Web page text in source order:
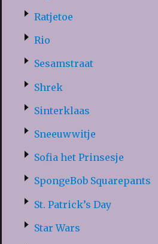
Ratjetoe
Rio
Sesamstraat
Shrek
Sinterklaas
Sneeuwwitje
Sofia het Prinsesje
SpongeBob Squarepants
St. Patrick’s Day
Star Wars